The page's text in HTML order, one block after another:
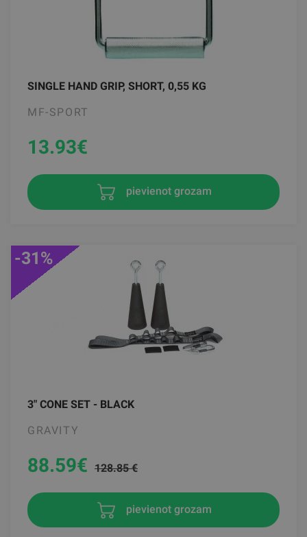
SINGLE HAND GRIP, SHORT, 0,55 KG
MF-SPORT
13.93€
pievienot grozam
3" CONE SET - BLACK
GRAVITY
-31%
88.59€ 128.85 €
pievienot grozam